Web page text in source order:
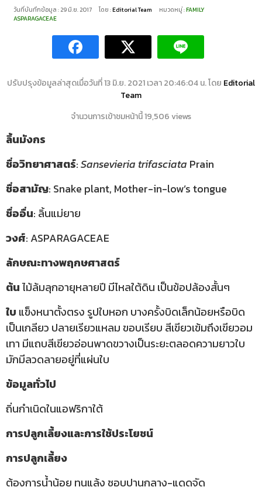
วันที่บันทึกข้อมูล : 29 มิ.ย. 2017 โดย :Editorial Team หมวดหมู่ :FAMILY
ASPARAGACEAE
ปรับปรุงข้อมูลล่าสุดเมื่อวันที่ 13 มิ.ย. 2021 เวลา 20:46:04 น. โดย Editorial
Team
จำนวนการเข้าชมหน้านี้ 19,506 views
ลิ้นมังกร
ชื่อวิทยาศาสตร์:Sansevieria trifasciata Prain
ชื่อสามัญ: Snake plant, Mother-in-low’s tongue
ชื่ออื่น: ลิ้นแม่ยาย
วงศ์: ASPARAGACEAE
ลักษณะทางพฤกษศาสตร์
ต้นไม้ล้มลุกอายุหลายปี มีไหลใต้ดิน เป็นข้อปล้องสั้นๆ
ใบ แข็งหนาตั้งตรง รูปใบหอก บางครั้งบิดเล็กน้อยหรือบิด
เป็นเกลียว ปลายเรียวแหลม ขอบเรียบ สีเขียวเข้มถึงเขียวอม
เทา มีแถบสีเขียวอ่อนพาดขวางเป็นระยะตลอดความยาวใบ
มักมีลวดลายอยู่ที่แผ่นใบ
ข้อมูลทั่วไป
ถิ่นกำเนิดในแอฟริกาใต้
การปลูกเลี้ยงและการใช้ประโยชน์
การปลูกเลี้ยง
ต้องการน้ำน้อย ทนแล้ง ชอบปานกลาง-แดดจัด